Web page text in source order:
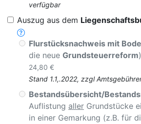
verfügbar
Auszug aus dem
Flurstücksnachweis mit
die neue Grundsteuerreform)
24,80 €
Stand 1.1,.2022, zzgl
Bestandsübersicht/
Auflistung aller Grundstücke
in einer Gemarkung (z.B. für